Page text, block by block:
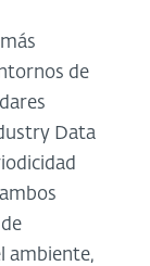
de
Data
ambiente,